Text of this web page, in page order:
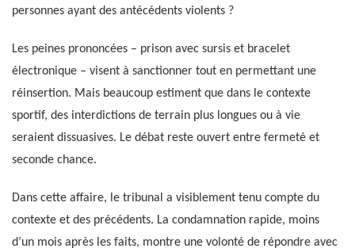
personnes ayant des antécédents violents ?
Les peines prononcées – prison avec sursis et bracelet
électronique – visent à sanctionner tout en permettant une
réinsertion. Mais beaucoup estiment que dans le contexte
sportif, des interdictions de terrain plus longues ou à vie
seraient dissuasives. Le débat reste ouvert entre fermeté et
seconde chance.
Dans cette affaire, le tribunal a visiblement tenu compte du
contexte et des précédents. La condamnation rapide, moins
d’un mois après les faits, montre une volonté de répondre avec